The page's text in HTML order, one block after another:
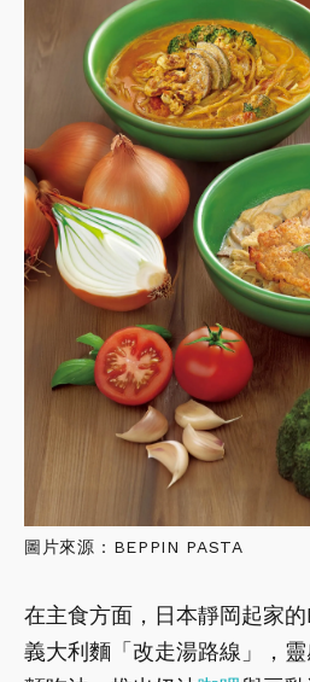
圖片來源：BEPPIN PASTA
在主食方面，日本靜岡起家的
義大利麵「改走湯路線」，